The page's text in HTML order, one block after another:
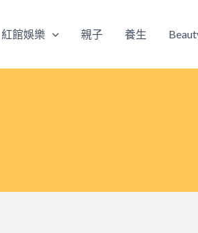
紅館娛樂 親子 養生